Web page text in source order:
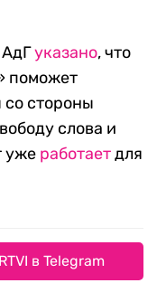
АдГуказано, что
поможет
стороны
слова и
уже работаетдля
в Telegram